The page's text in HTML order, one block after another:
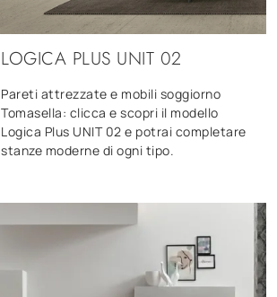
LOGICA PLUS UNIT 02
Pareti attrezzate e mobili soggiorno
Tomasella: clicca e scopri il modello
Logica Plus UNIT 02 e potrai completare
stanze moderne di ogni tipo.